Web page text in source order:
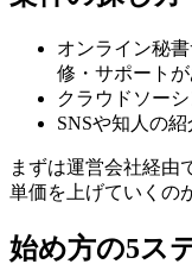
オンライン秘
修・サポートが
クラウドソー
SNSや知人の
まずは運営会社経由
単価を上げていくの
始め方の5ス